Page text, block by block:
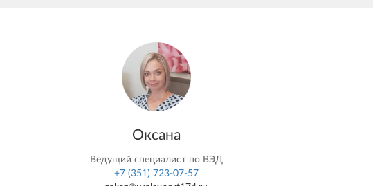
Оксана
Ведущий специалист по ВЭД
+7 (351) 723-07-57